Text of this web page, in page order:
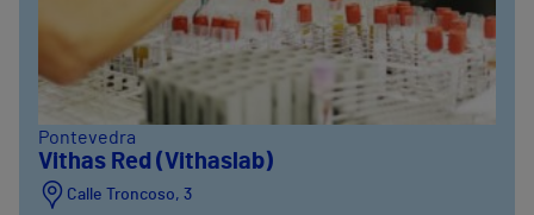
Pontevedra
Vithas Red (Vithaslab)
Calle Troncoso, 3